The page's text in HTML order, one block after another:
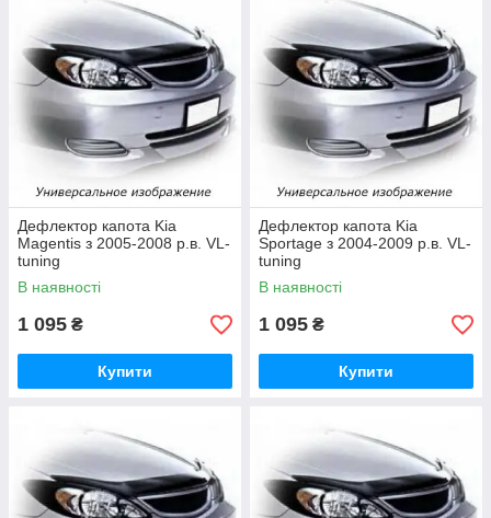
Дефлектор капота Kia
Magentis з 2005-2008 р.в. VL-
tuning
В наявності
1 095 ₴
Купити
Дефлектор капота Kia
Sportage з 2004-2009 р.в. VL-
tuning
В наявності
1 095 ₴
Купити